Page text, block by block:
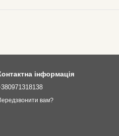
інформація
вам?